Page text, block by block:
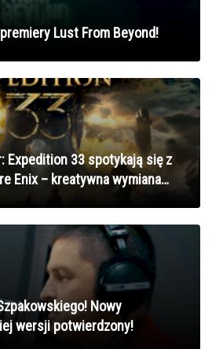
Lust From Beyond!
Expedition 33 spotykają się z
Enix – kreatywna wymiana
Nowy
wersji potwierdzony!